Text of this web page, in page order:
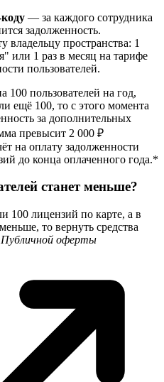
— за каждого сотрудника
задолженность.
владельцу пространства: 1
или 1 раз в месяц на тарифе
пользователей.
100 пользователей на год,
ещё 100, то с этого момента
за дополнительных
превысит 2 000 ₽
на оплату задолженности
до конца оплаченного года.*
станет меньше?
100 лицензий по карте, а в
то вернуть средства
Публичной оферты